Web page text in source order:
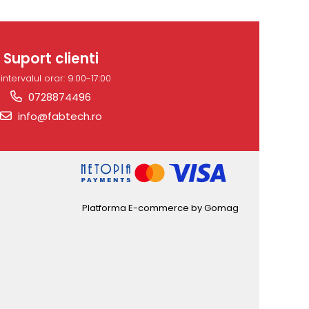
Suport clienti
orar: 9:00-17:00
0728874496
info@fabtech.ro
Platforma E-commerce by Gomag